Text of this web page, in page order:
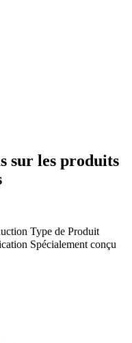
sur les produits
Type de Produit
Spécialement conçu